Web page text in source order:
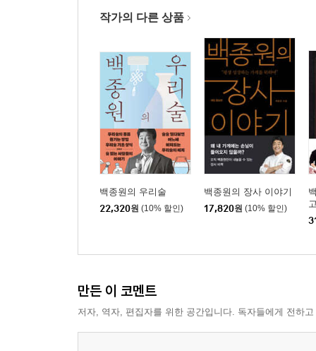
해물파전
달걀찜
PART 4 반찬메뉴
오징어볶음
달걀말이
채소마요네즈샐러드
시금치무침
통나물무침
매운콩나물무침
오이초무침
무말랭이무침
작가의 다른 상품
백종원의 우리술
22,320원 (10% 할인)
백종원의 장사 이야기
17,820원 (10% 할인)
만든 이 코멘트
저자, 역자, 편집자를 위한 공간입니다. 독자들에게 전하